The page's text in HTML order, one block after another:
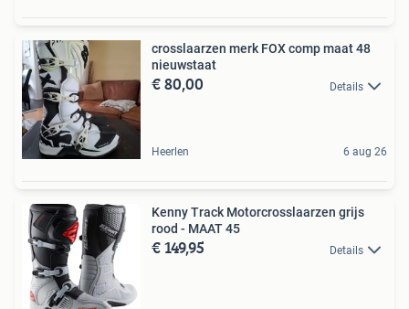
crosslaarzen merk FOX comp maat 48
nieuwstaat
€ 80,00 Details
Heerlen 6 aug 26
Kenny Track Motorcrosslaarzen grijs
rood - MAAT 45
€ 149,95 Details